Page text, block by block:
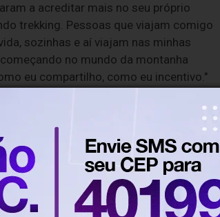
a acreditar mais no seu próprio
trekking. Pessoas que viajam comigo
sozinhas e aí viajam nas minhas
no mundo da montanha
eu compartilho, como eu incentivo."
em Pernambuco, e os Lençóis
deste ano.
crise no contrato; entenda